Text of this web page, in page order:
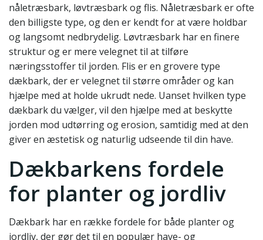
nåletræsbark, løvtræsbark og flis. Nåletræsbark er ofte
den billigste type, og den er kendt for at være holdbar
og langsomt nedbrydelig. Løvtræsbark har en finere
struktur og er mere velegnet til at tilføre
næringsstoffer til jorden. Flis er en grovere type
dækbark, der er velegnet til større områder og kan
hjælpe med at holde ukrudt nede. Uanset hvilken type
dækbark du vælger, vil den hjælpe med at beskytte
jorden mod udtørring og erosion, samtidig med at den
giver en æstetisk og naturlig udseende til din have.
Dækbarkens fordele
for planter og jordliv
Dækbark har en række fordele for både planter og
jordliv, der gør det til en populær have- og